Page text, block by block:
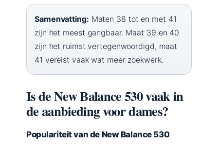
Samenvatting: Maten 38 tot en met 41
zijn het meest gangbaar. Maat 39 en 40
zijn het ruimst vertegenwoordigd, maat
41 vereist vaak wat meer zoekwerk.
Is de New Balance 530 vaak in
de aanbieding voor dames?
Populariteit van de New Balance 530